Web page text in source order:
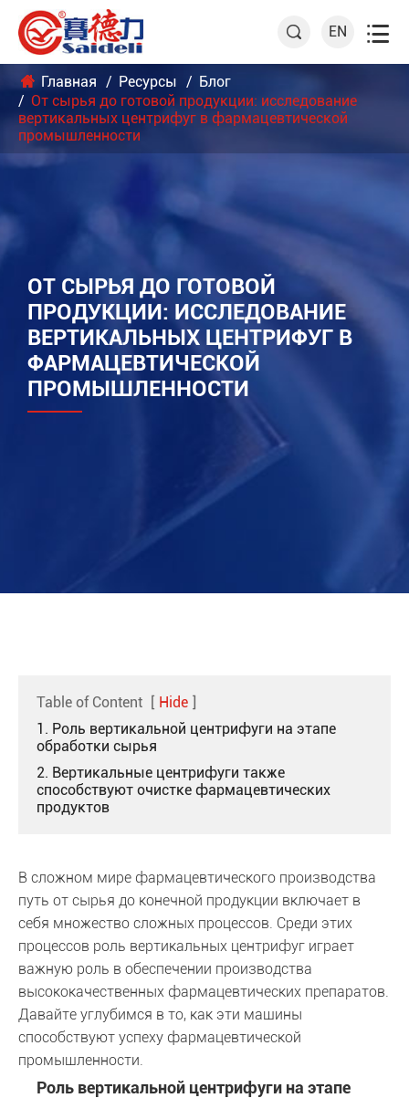
 EN 
Главная Ресурсы
Блог
От сырья до готовой продукции: исследование
вертикальных центрифуг в фармацевтической
промышленности
ОТ СЫРЬЯ ДО ГОТОВОЙ
ПРОДУКЦИИ: ИССЛЕДОВАНИЕ
ВЕРТИКАЛЬНЫХ ЦЕНТРИФУГ В
ФАРМАЦЕВТИЧЕСКОЙ
ПРОМЫШЛЕННОСТИ
Table of Content [ Hide ]
1. Роль вертикальной центрифуги на этапе
обработки сырья
2. Вертикальные центрифуги также
способствуют очистке фармацевтических
продуктов
В сложном мире фармацевтического производства
путь от сырья до конечной продукции включает в
себя множество сложных процессов. Среди этих
процессов роль вертикальных центрифуг играет
важную роль в обеспечении производства
высококачественных фармацевтических препаратов.
Давайте углубимся в то, как эти машины
способствуют успеху фармацевтической
промышленности.
Роль вертикальной центрифуги на этапе